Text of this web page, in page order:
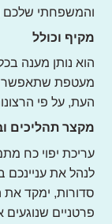
והמשפחתי שלכם
מקיף וכולל
הוא נותן מענה
מעטפת שתאפשר
העת, על פי
מקצר תהליכים
עריכת יפוי כח
לנהל את עניינכם
סדורות, ימקד את
פרטניים